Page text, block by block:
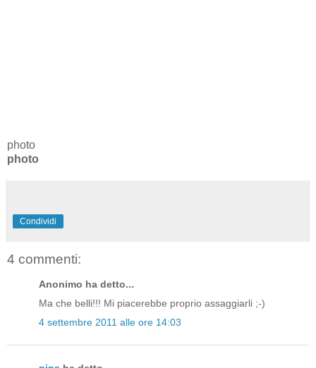
photo
photo
Condividi
4 commenti:
Anonimo ha detto...
Ma che belli!!! Mi piacerebbe proprio assaggiarli ;-)
4 settembre 2011 alle ore 14:03